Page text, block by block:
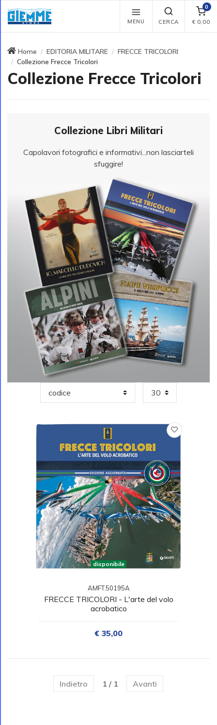
MENU CERCA
0
€ 0,00
Home EDITORIA MILITARE
FRECCE TRICOLORI
Collezione Frecce Tricolori
Collezione Frecce Tricolori
Collezione Libri Militari
Capolavori fotografici e informativi...non lasciarteli
sfuggire!
disponibile
AMFT.50195A
FRECCE TRICOLORI - L'arte del volo
acrobatico
€ 35,00
Indietro 1 / 1 Avanti